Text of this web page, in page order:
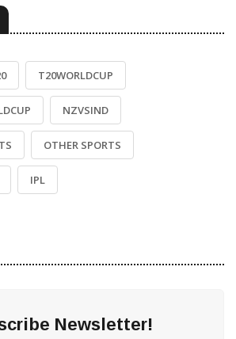
T20WORLDCUP
NZVSIND
OTHER SPORTS
IPL
Newsletter!